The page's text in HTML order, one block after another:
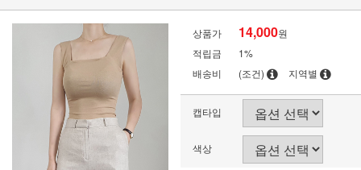
상품가 14,000원
적립금
1%
배송비
(조건) 지역별
캡타입
색상